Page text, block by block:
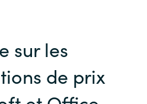
site
Africa
sur les
de prix